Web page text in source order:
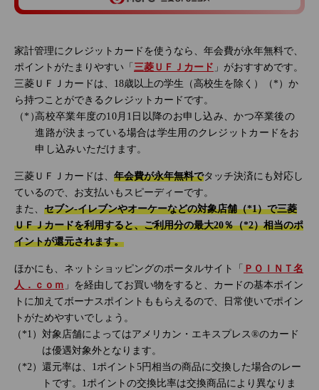
家計管理にクレジットカードを使うなら、年会費が永年無料で、
ポイントがたまりやすい「 三菱ＵＦＪカード 」がおすすめです。
三菱ＵＦＪカードは、18歳以上の学生（高校生を除く）（*）か
ら持つことができるクレジットカードです。
高校卒業年度の10月1日以降のお申し込み、かつ卒業後の
進路が決まっている場合は学生用のクレジットカードをお
申し込みいただけます。
三菱ＵＦＪカードは、 年会費が永年無料でタッチ決済にも対応し
ているので、お支払いもスピーディーです。
また、 セブン‐イレブンやオーケーなどの対象店舗（*1）で三菱
ＵＦＪカードを利用すると、ご利用分の最大20％（*2）相当のポ
イントが還元されます。
ほかにも、ネットショッピングのポータルサイト「
ＰＯＩＮＴ名
人．ｃｏｍ 」を経由してお買い物をすると、カードの基本ポイン
トに加えてボーナスポイントももらえるので、日常使いでポイン
トがためやすいでしょう。
対象店舗によってはアメリカン・エキスプレス®のカード
は優遇対象外となります。
還元率は、1ポイント5円相当の商品に交換した場合のレー
トです。1ポイントの交換比率は交換商品により異なりま